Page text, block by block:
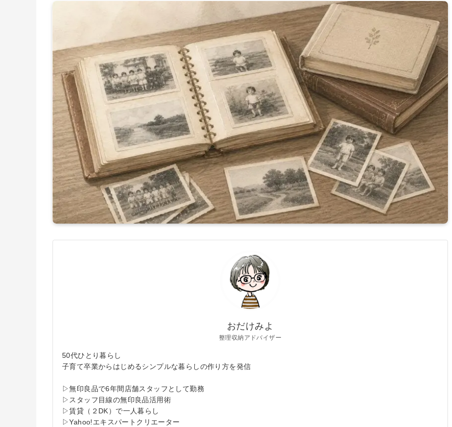
おだけみよ
整理収納アドバイザー
50代ひとり暮らし
子育て卒業からはじめるシンプルな暮らしの作り方を発信
▷無印良品で6年間店舗スタッフとして勤務
▷スタッフ目線の無印良品活用術
▷賃貸（２DK）で一人暮らし
▷Yahoo!エキスパートクリエーター